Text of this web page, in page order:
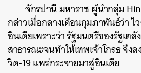
จักรปานี มหาราช ผู้นำกลุ่ม
กล่าวเมื่อกลางเดือนกุมภาพันธ์ว่า ไ
อินเดียเพราะว่า รัฐมนตรีของรัฐเต
สาธารณะจนทำให้เทพเจ้าโกรธ จึง
วิด-19 แพร่กระจายมาสู่อินเดีย